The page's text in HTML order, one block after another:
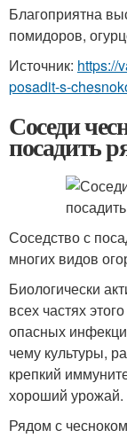
Благоприятна
помидоров,
Источник: https://
posadit-s-
Соседи
посадить
Соседство с
многих видов
Биологически
всех частях
опасных
чему культуры,
крепкий
хороший урожай.
Рядом с